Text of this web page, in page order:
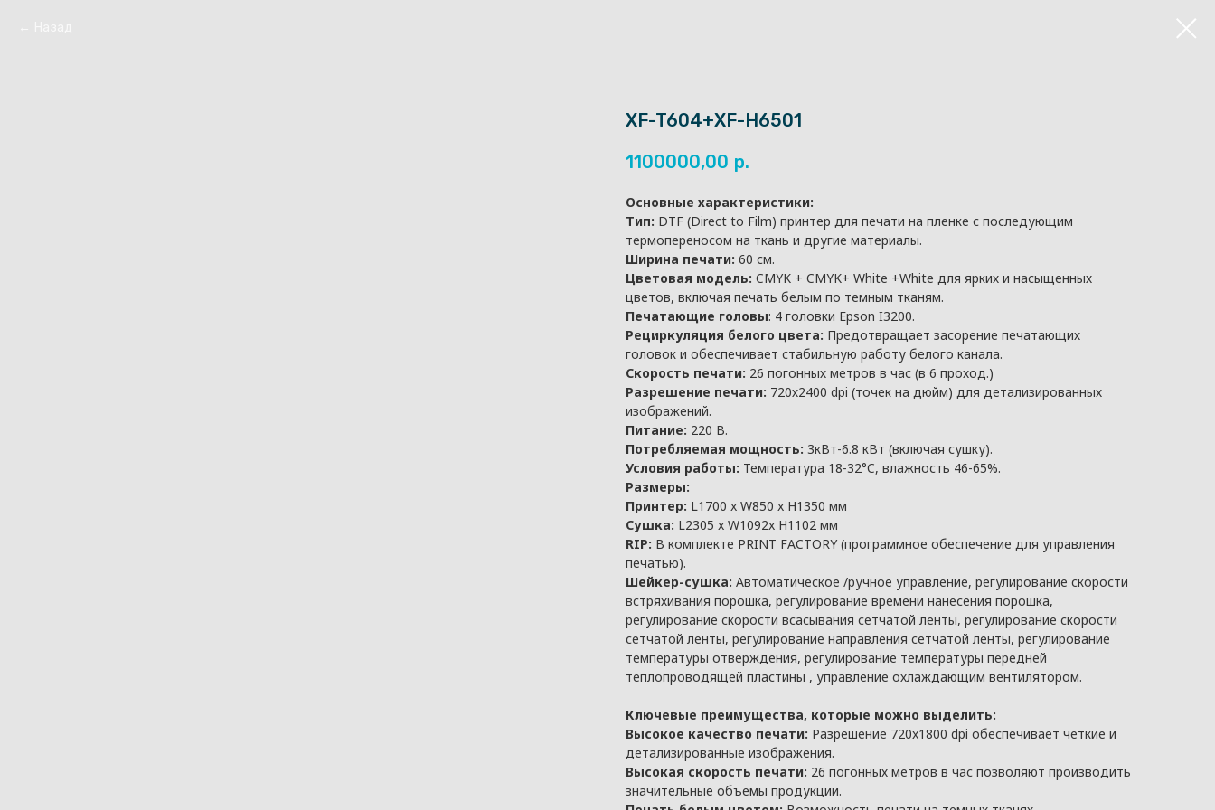
XF-T604+XF-H6501
1100000,00 р.
Основные характеристики:
Тип: DTF (Direct to Film) принтер для печати на пленке с последующим
термопереносом на ткань и другие материалы.
Ширина печати: 60 см.
Цветовая модель: CMYK + CMYK+ White +White для ярких и насыщенных
цветов, включая печать белым по темным тканям.
Печатающие головы: 4 головки Epson I3200.
Рециркуляция белого цвета: Предотвращает засорение печатающих
головок и обеспечивает стабильную работу белого канала.
Скорость печати: 26 погонных метров в час (в 6 проход.)
Разрешение печати: 720х2400 dpi (точек на дюйм) для детализированных
изображений.
Питание: 220 В.
Потребляемая мощность: 3кВт-6.8 кВт (включая сушку).
Условия работы: Температура 18-32°C, влажность 46-65%.
Размеры:
Принтер: L1700 x W850 x H1350 мм
Сушка: L2305 x W1092x H1102 мм
RIP: В комплекте PRINT FACTORY (программное обеспечение для управления
печатью).
Шейкер-сушка: Автоматическое /ручное управление, регулирование скорости
встряхивания порошка, регулирование времени нанесения порошка,
регулирование скорости всасывания сетчатой ленты, регулирование скорости
сетчатой ленты, регулирование направления сетчатой ленты, регулирование
температуры отверждения, регулирование температуры передней
теплопроводящей пластины , управление охлаждающим вентилятором.
Ключевые преимущества, которые можно выделить:
Высокое качество печати: Разрешение 720x1800 dpi обеспечивает четкие и
детализированные изображения.
Высокая скорость печати: 26 погонных метров в час позволяют производить
значительные объемы продукции.